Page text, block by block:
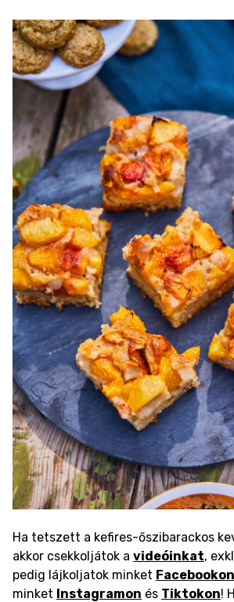
Ha tetszett a kefires-őszibarackos
akkor csekkoljátok a videóinkat,
pedig lájkoljatok minket Facebookon
minket Instagramon és Tiktokon!